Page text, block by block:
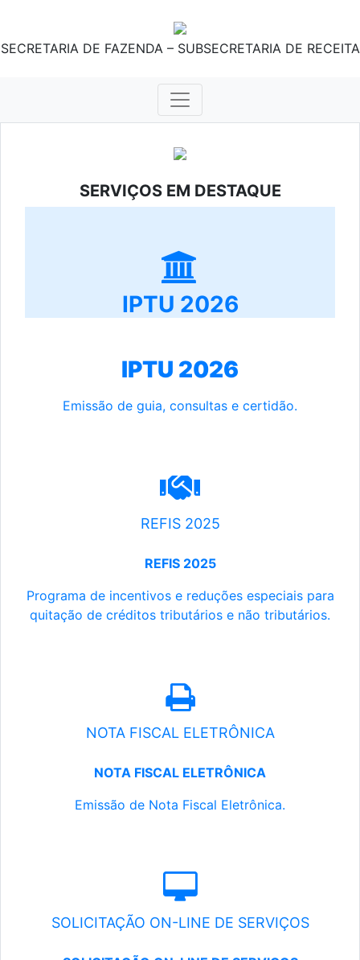
SECRETARIA DE FAZENDA – SUBSECRETARIA DE RECEITA
SERVIÇOS EM DESTAQUE
IPTU 2026
IPTU 2026
Emissão de guia, consultas e certidão.
REFIS 2025
REFIS 2025
Programa de incentivos e reduções especiais para
quitação de créditos tributários e não tributários.
NOTA FISCAL ELETRÔNICA
NOTA FISCAL ELETRÔNICA
Emissão de Nota Fiscal Eletrônica.
SOLICITAÇÃO ON-LINE DE SERVIÇOS